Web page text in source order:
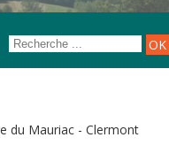
du Mauriac - Clermont